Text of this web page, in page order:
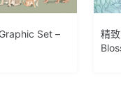
Set –
精